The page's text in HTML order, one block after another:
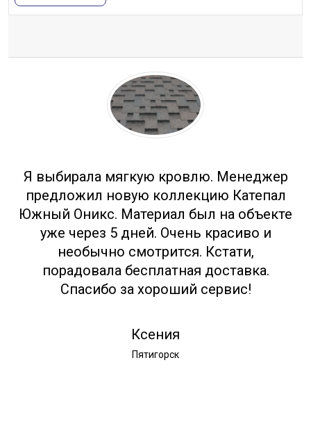
Я выбирала мягкую кровлю. Менеджер
предложил новую коллекцию Катепал
Южный Оникс. Материал был на объекте
уже через 5 дней. Очень красиво и
необычно смотрится. Кстати,
порадовала бесплатная доставка.
Спасибо за хороший сервис!
Ксения
Пятигорск